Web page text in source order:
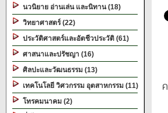
นวนิยาย อ่านเล่น และนิทาน (18)
วิทยาศาสตร์ (22)
ประวัติศาสตร์และอัตชีวประวัติ (61)
ศาสนาและปรัชญา (16)
ศิลปะและวัฒนธรรม (13)
เทคโนโลยี วิศวกรรม อุตสาหกรรม (11)
โทรคมนาคม (2)